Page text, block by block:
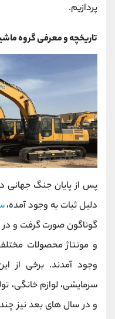
پردازیم.
تاریخچه و معرفی گروه
پس از پایان جنگ جهانی
دلیل ثبات به وجود آمده،
گوناگون صورت گرفت و
و مونتاژ محصولات
وجود آمدند. برخی از
سرمایشی، لوازم خانگی،
و در سال های بعد نیز